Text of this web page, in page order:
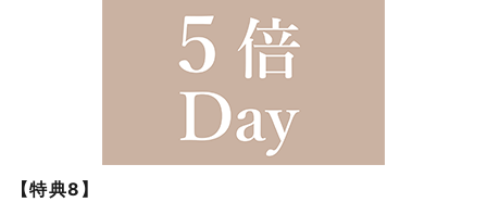
【特典8】